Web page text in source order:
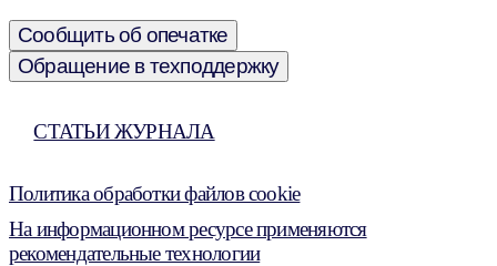
Сообщить об опечатке
Обращение в техподдержку
СТАТЬИ ЖУРНАЛА
Политика обработки файлов cookie
На информационном ресурсе применяются
рекомендательные технологии